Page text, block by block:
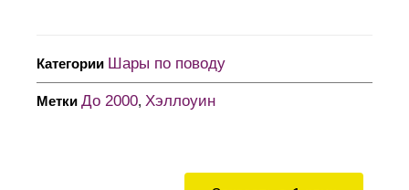
Категории Шары по поводу
Метки До 2000, Хэллоуин